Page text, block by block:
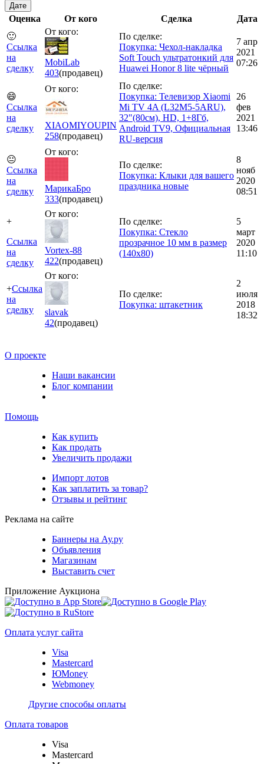
Дате
Оценка От кого Сделка
Дата
🙂
Ссылка
на
сделку
От кого:
MobiLab
403(продавец)
По сделке:
Покупка: Чехол-накладка
Soft Touch ультратонкий для
Huawei Honor 8 lite чёрный
7 апр
2021
07:26
😄
Ссылка
на
сделку
От кого:
XIAOMIYOUPIN
258(продавец)
По сделке:
Покупка: Телевизор Xiaomi
Mi TV 4A (L32M5-5ARU),
32"(80см), HD, 1+8Гб,
Android TV9, Официальная
RU-версия
26
фев
2021
13:46
😐
Ссылка
на
сделку
От кого:
МарикаБро
333(продавец)
По сделке:
Покупка: Клыки для вашего
праздника новые
8
нояб
2020
08:51
+
Ссылка
на
сделку
От кого:
Vortex-88
422(продавец)
По сделке:
Покупка: Стекло
прозрачное 10 мм в размер
(140x80)
5
март
2020
11:10
+Ссылка
на
сделку
От кого:
slavak
42(продавец)
По сделке:
Покупка: штакетник
2
июля
2018
18:32
О проекте
Наши вакансии
Блог компании
Помощь
Как купить
Как продать
Увеличить продажи
Импорт лотов
Как заплатить за товар?
Отзывы и рейтинг
Реклама на сайте
Баннеры на Ау.ру
Объявления
Магазинам
Выставить счет
Приложение Аукциона
Оплата услуг сайта
Visa
Mastercard
ЮMoney
Webmoney
Другие способы оплаты
Оплата товаров
Visa
Mastercard